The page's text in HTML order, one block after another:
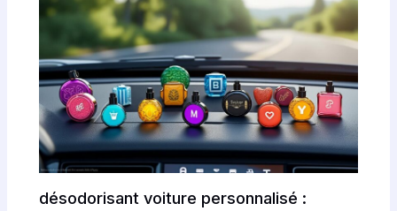
désodorisant voiture personnalisé :